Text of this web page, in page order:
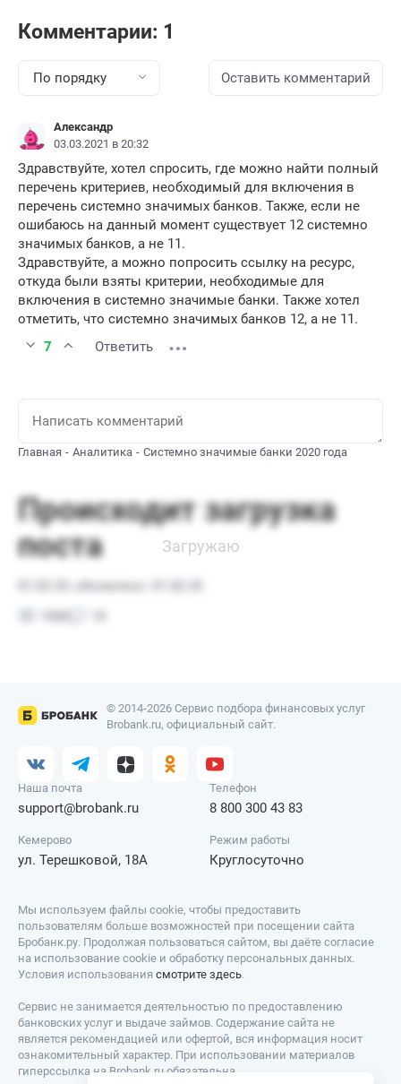
Комментарии: 1
По порядку Оставить комментарий
Александр
03.03.2021 в 20:32
Здравствуйте, хотел спросить, где можно найти полный
перечень критериев, необходимый для включения в
перечень системно значимых банков. Также, если не
ошибаюсь на данный момент существует 12 системно
значимых банков, а не 11.
Здравствуйте, а можно попросить ссылку на ресурс,
откуда были взяты критерии, необходимые для
включения в системно значимые банки. Также хотел
отметить, что системно значимых банков 12, а не 11.
7
Ответить
Главная Аналитика Системно значимые банки 2020 года
© 2014-2026 Сервис подбора финансовых услуг
Brobank.ru, официальный сайт.
Наша почта
support@brobank.ru
Телефон
8 800 300 43 83
Кемерово
ул. Терешковой, 18А
Режим работы
Круглосуточно
Мы используем файлы cookie, чтобы предоставить
пользователям больше возможностей при посещении сайта
Бробанк.ру. Продолжая пользоваться сайтом, вы даёте согласие
на использование cookie и обработку персональных данных.
Условия использования смотрите здесь.
Сервис не занимается деятельностью по предоставлению
банковских услуг и выдаче займов. Содержание сайта не
является рекомендацией или офертой, вся информация носит
ознакомительный характер. При использовании материалов
гиперссылка на Brobank.ru обязательна.